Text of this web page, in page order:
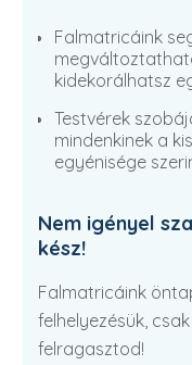
Falmatricáink
kidekorálhatsz
Testvérek
mindenkinek a
egyénisége
Nem igényel
kész!
Falmatricáink
felhelyezésük,
felragasztod!